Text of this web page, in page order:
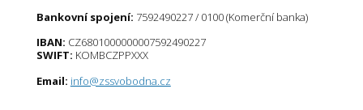
Bankovní spojení: 7592490227 / 0100 (Komerční banka)
IBAN: CZ6801000000007592490227
SWIFT: KOMBCZPPXXX
Email: info@zssvobodna.cz